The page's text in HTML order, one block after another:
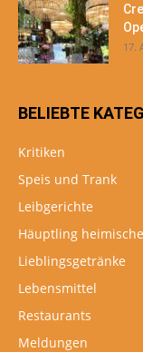
17.
BELIEBTE
Kritiken
Speis und Trank
Leibgerichte
Häuptling
Lieblingsgetränke
Lebensmittel
Restaurants
Meldungen